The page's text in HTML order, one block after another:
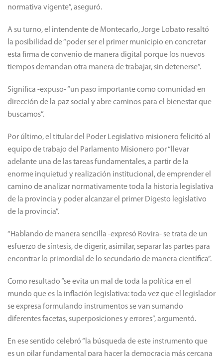
normativa vigente”, aseguró.
A su turno, el intendente de Montecarlo, Jorge Lobato resaltó
la posibilidad de “poder ser el primer municipio en concretar
esta firma de convenio de manera digital porque los nuevos
tiempos demandan otra manera de trabajar, sin detenerse”.
Significa -expuso- “un paso importante como comunidad en
dirección de la paz social y abre caminos para el bienestar que
buscamos”.
Por último, el titular del Poder Legislativo misionero felicitó al
equipo de trabajo del Parlamento Misionero por “llevar
adelante una de las tareas fundamentales, a partir de la
enorme inquietud y realización institucional, de emprender el
camino de analizar normativamente toda la historia legislativa
de la provincia y poder alcanzar el primer Digesto legislativo
de la provincia”.
“Hablando de manera sencilla -expresó Rovira- se trata de un
esfuerzo de síntesis, de digerir, asimilar, separar las partes para
encontrar lo primordial de lo secundario de manera científica”.
Como resultado “se evita un mal de toda la política en el
mundo que es la inflación legislativa: toda vez que el legislador
se expresa formulando instrumentos se van sumando
diferentes facetas, superposiciones y errores”, argumentó.
En ese sentido celebró “la búsqueda de este instrumento que
es un pilar fundamental para hacer la democracia más cercana